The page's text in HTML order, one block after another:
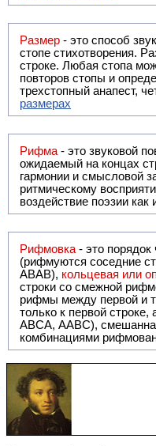
Размер - это способ
стопе стихотворения.
строке. Любая стопа
повторов стопы и
трехстопный анапест,
размерах
Рифма - это звуковой повтор, традиционно используемый в поэзии и, как
ожидаемый на концах
гармонии и смысловой
ритмическому
воздействие поэзии
Рифмовка - это
(рифмуются соседние
ABAB), кольцевая или
строки со смежной
рифмы между первой и
только к первой
ABCA, AABC), смешанная или вольная рифмовка (рифмовка в сложных строфах с различными
комбинациями